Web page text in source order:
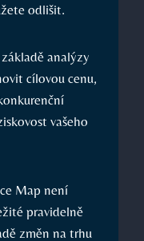
odlišit.
analýzy
cílovou cenu,
vašeho
Map není
pravidelně
změn na trhu